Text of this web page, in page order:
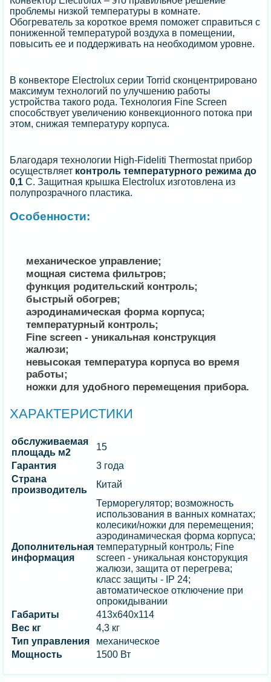
проблемы низкой температуры в комнате.
Обогреватель за короткое время поможет справиться с
пониженной температурой воздуха в помещении,
повысить ее и поддерживать на необходимом уровне.
В конвекторе Electrolux серии Torrid сконцентрировано
максимум технологий по улучшению работы
устройства такого рода. Технология Fine Screen
способствует увеличению конвекционного потока при
этом, снижая температуру корпуса.
Благодаря технологии High-Fideliti Thermostat прибор
осуществляет контроль температурного режима до
0,1С. Защитная крышка Electrolux изготовлена из
полупрозрачного пластика.
Особенности:
механическое управление;
мощная система фильтров;
функция родительский контроль;
быстрый обогрев;
аэродинамическая форма корпуса;
температурный контроль;
Fine screen - уникальная конструкция
жалюзи;
невысокая температура корпуса во время
работы;
ножки для удобного перемещения прибора.
ХАРАКТЕРИСТИКИ
обслуживаемая
площадь м2
15
Гарантия
3 года
Страна
производитель
Китай
Дополнительная
информация
Терморегулятор; возможность
использования в ванных комнатах;
колесики/ножки для перемещения;
аэродинамическая форма корпуса;
температурный контроль; Fine
screen - уникальная консторукция
жалюзи, защита от перегрева;
класс защиты - IP 24;
автоматическое отключение при
опрокидывании
Габариты
413x640x114
Вес кг
4,3 кг
Тип управления
механическое
Мощность
1500 Вт